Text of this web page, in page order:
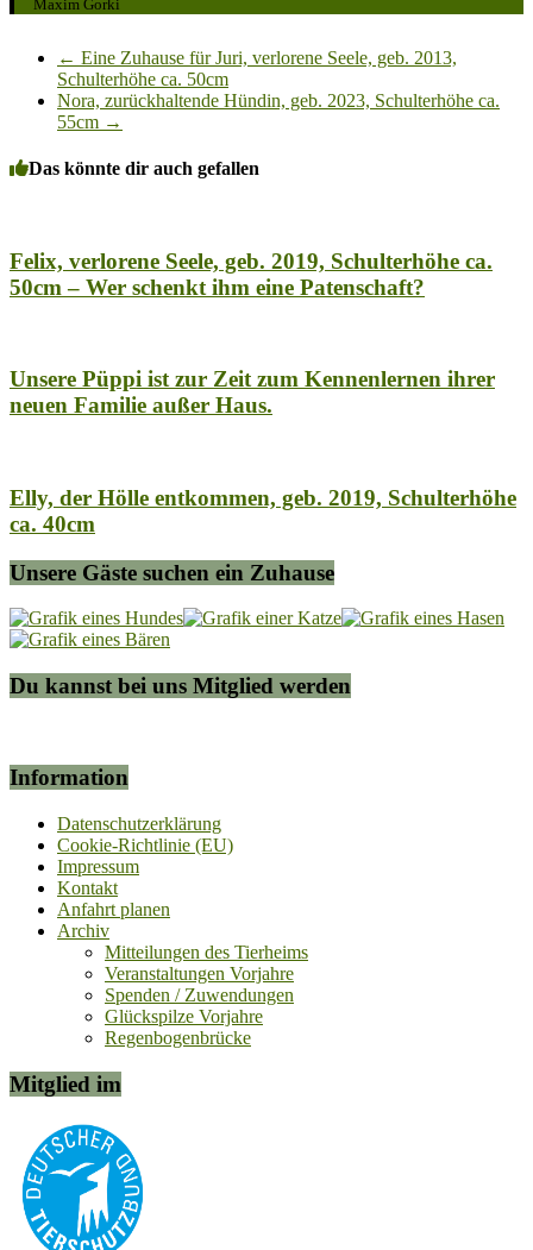
Maxim Gorki
← Eine Zuhause für Juri, verlorene Seele, geb. 2013,
Schulterhöhe ca. 50cm
Nora, zurückhaltende Hündin, geb. 2023, Schulterhöhe ca.
55cm →
Das könnte dir auch gefallen
Felix, verlorene Seele, geb. 2019, Schulterhöhe ca.
50cm – Wer schenkt ihm eine Patenschaft?
Unsere Püppi ist zur Zeit zum Kennenlernen ihrer
neuen Familie außer Haus.
Elly, der Hölle entkommen, geb. 2019, Schulterhöhe
ca. 40cm
Unsere Gäste suchen ein Zuhause
Du kannst bei uns Mitglied werden
Information
Datenschutzerklärung
Cookie-Richtlinie (EU)
Impressum
Kontakt
Anfahrt planen
Archiv
Mitteilungen des Tierheims
Veranstaltungen Vorjahre
Spenden / Zuwendungen
Glückspilze Vorjahre
Regenbogenbrücke
Mitglied im